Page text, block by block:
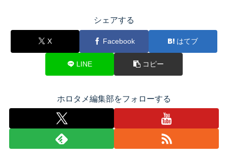
シェアする
X Facebook はてブ
LINE コピー
ホロタメ編集部をフォローする